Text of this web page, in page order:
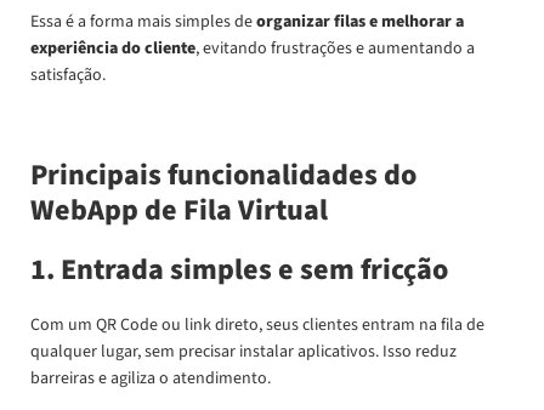
Essa é a forma mais simples deorganizar filas e melhorar a
experiência do cliente, evitando frustrações e aumentando a
satisfação.
Principais funcionalidades do
WebApp de Fila Virtual
1. Entrada simples e sem fricção
Com um QR Code ou link direto, seus clientes entram na fila de
qualquer lugar, sem precisar instalar aplicativos. Isso reduz
barreiras e agiliza o atendimento.